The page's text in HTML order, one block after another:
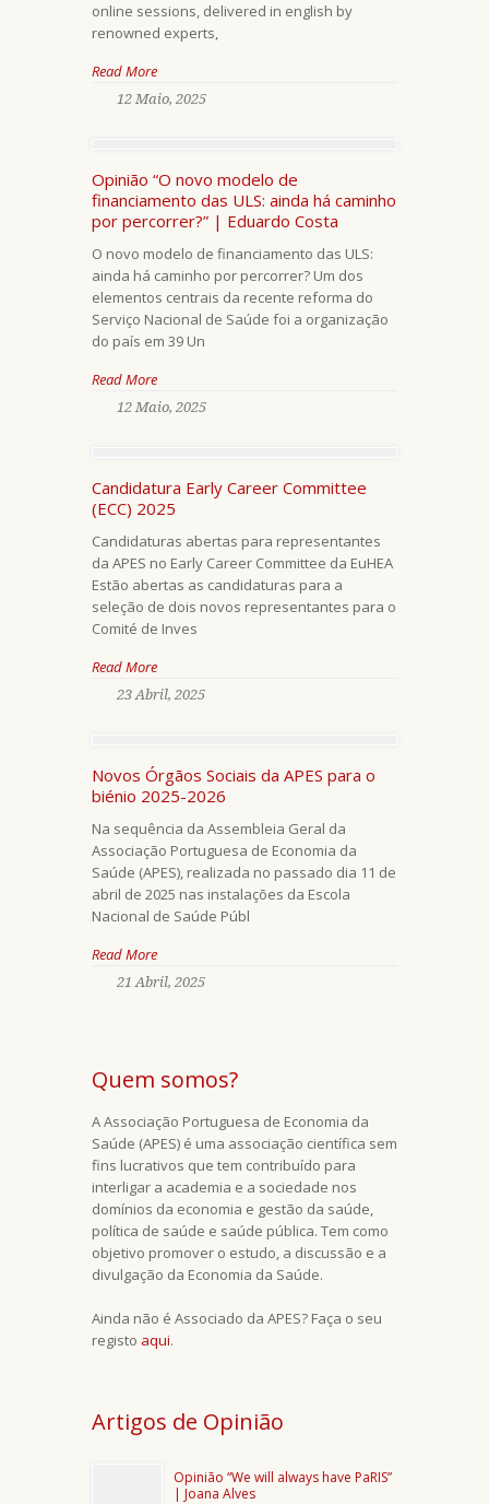
online sessions, delivered in english by
renowned experts,
Read More
12 Maio, 2025
Opinião “O novo modelo de
financiamento das ULS: ainda há caminho
por percorrer?” | Eduardo Costa
O novo modelo de financiamento das ULS:
ainda há caminho por percorrer? Um dos
elementos centrais da recente reforma do
Serviço Nacional de Saúde foi a organização
do país em 39 Un
Read More
12 Maio, 2025
Candidatura Early Career Committee
(ECC) 2025
Candidaturas abertas para representantes
da APES no Early Career Committee da EuHEA
Estão abertas as candidaturas para a
seleção de dois novos representantes para o
Comité de Inves
Read More
23 Abril, 2025
Novos Órgãos Sociais da APES para o
biénio 2025-2026
Na sequência da Assembleia Geral da
Associação Portuguesa de Economia da
Saúde (APES), realizada no passado dia 11 de
abril de 2025 nas instalações da Escola
Nacional de Saúde Públ
Read More
21 Abril, 2025
Quem somos?
A Associação Portuguesa de Economia da
Saúde (APES) é uma associação científica sem
fins lucrativos que tem contribuído para
interligar a academia e a sociedade nos
domínios da economia e gestão da saúde,
política de saúde e saúde pública. Tem como
objetivo promover o estudo, a discussão e a
divulgação da Economia da Saúde.
Ainda não é Associado da APES? Faça o seu
registo aqui.
Artigos de Opinião
Opinião “We will always have PaRIS”
| Joana Alves